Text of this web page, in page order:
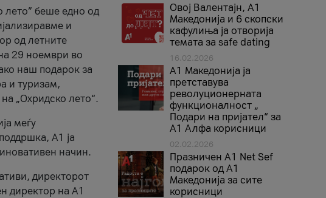
лето” беше едно од
и
од летните
29 ноември во
наш подарок за
и туризам,
„Охридско лето“.
меѓу
A1 ја
начин.
директорот
директор на A1
Овој Валентајн, A1
Македонија и 6 скопски
кафулиња ја отворија
темата за safe dating
16.02.2026
А1 Македонија ја
претставува
револуционерната
функционалност „
Подари на пријател“ за
А1 Алфа корисници
02.02.2026
Празничен A1 Net Sеf
подарок од А1
Македонија за сите
корисници